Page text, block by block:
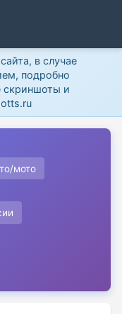
в случае
подробно
скриншоты и
мото